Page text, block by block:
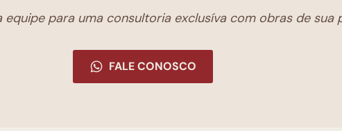
equipe para uma consultoria exclusíva com obras de sua
FALE CONOSCO